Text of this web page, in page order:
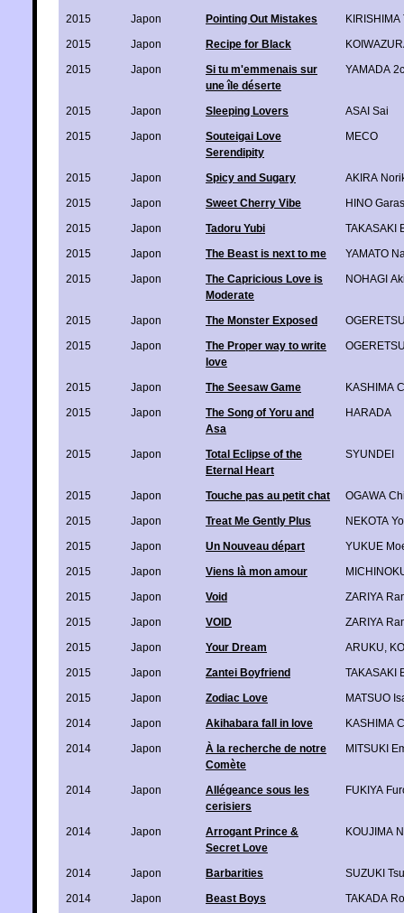
2015 Japon Pointing Out Mistakes
KIRISHIMA
2015
Japon Recipe for Black
2015
Japon
Si tu m'emmenais sur
une île déserte
YAMADA
2015 Japon Sleeping Lovers
ASAI Sai
2015
Japon
Souteigai Love
Serendipity
MECO
2015 Japon Spicy and Sugary
AKIRA
2015
Japon Sweet Cherry Vibe
HINO
2015
Japon Tadoru Yubi
TAKASAKI
2015
Japon The Beast is next to me
YAMATO
2015
Japon
The Capricious Love is
Moderate
NOHAGI
2015 Japon The Monster Exposed
2015
Japon
The Proper way to write
love
2015 Japon The Seesaw Game
KASHIMA
2015
Japon
The Song of Yoru and
Asa
HARADA
2015 Japon
Total Eclipse of the
Eternal Heart
SYUNDEI
2015 Japon Touche pas au petit chat
OGAWA
2015
Japon Treat Me Gently Plus
NEKOTA
2015
Japon Un Nouveau départ
YUKUE
2015
Japon Viens là mon amour
2015
Japon Void
ZARIYA
2015
Japon VOID
ZARIYA
2015
Japon Your Dream ARUKU
2015
Japon Zantei Boyfriend
TAKASAKI
2015
Japon Zodiac Love
MATSUO
2014
Japon Akihabara fall in love
KASHIMA
2014
Japon
À la recherche de notre
Comète
MITSUKI
2014 Japon
Allégeance sous les
cerisiers
FUKIYA
2014 Japon
Arrogant Prince &
Secret Love
KOUJIMA
2014 Japon Barbarities
SUZUKI
2014
Japon Beast Boys
TAKADA